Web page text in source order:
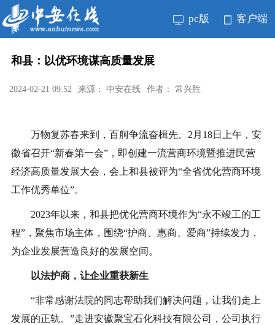
pc版 客户端
和县：以优环境谋高质量发展
2024-02-21 09:52 来源： 中安在线 作者： 常兴胜
万物复苏春来到，百舸争流奋楫先。2月18日上午，安
徽省召开“新春第一会”，即创建一流营商环境暨推进民营
经济高质量发展大会，会上和县被评为“全省优化营商环境
工作优秀单位”。
2023年以来，和县把优化营商环境作为“永不竣工的工
程”，聚焦市场主体，围绕“护商、惠商、爱商”持续发力，
为企业发展营造良好的发展空间。
以法护商，让企业重获新生
“非常感谢法院的同志帮助我们解决问题，让我们走上
发展的正轨。”走进安徽聚宝石化科技有限公司，公司执行